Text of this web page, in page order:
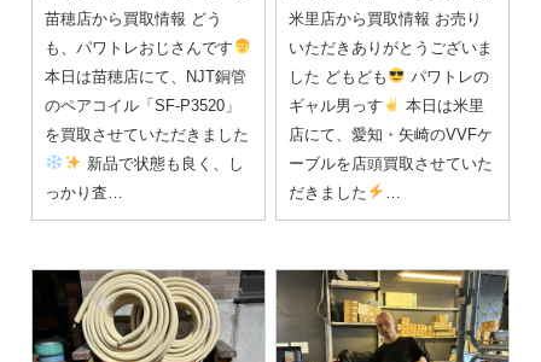
苗穂店から買取情報 どう
も、パワトレおじさんです
本日は苗穂店にて、NJT銅管
のペアコイル「SF-P3520」
を買取させていただきました
新品で状態も良く、し
っかり査…
米里店から買取情報 お売り
いただきありがとうございま
した どもども
パワトレの
ギャル男っす
本日は米里
店にて、愛知・矢崎のVVFケ
ーブルを店頭買取させていた
だきました